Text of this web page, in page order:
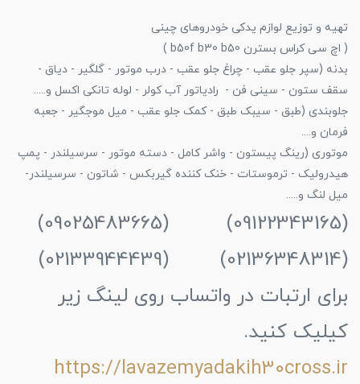
تهیه و توزیع لوازم یدکی خودروهای چینی
( اچ سی کراس بسترن b50f b30 b50 )
بدنه (سپر جلو عقب - چراغ جلو عقب - درب موتور - گلگیر - دیاق -
سقف ستون - سینی فن - رادیاتور آب کولر - لوله تانکی اکسل و.....
جلوبندی (طبق - سیبک طبق - کمک جلو عقب - میل موجگیر - جعبه
فرمان و....
موتوری (رینگ پیستون - واشر کامل - دسته موتور - سرسیلندر - پمپ
هیدرولیک - ترموستات - خنک کننده گیربکس - شاتون - سرسیلندر-
میل لنگ و.....
(09122343165) (09025483665)
(02136348314) (02133944439)
برای ارتبات در واتساب روی لینگ زیر
کیلیک کنید.
https://lavazemyadakih30cross.ir